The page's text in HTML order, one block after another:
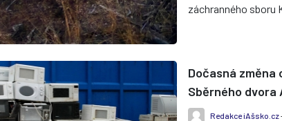
záchranného sboru
Dočasná
Sběrného dvora
Redakce iAšsko.cz